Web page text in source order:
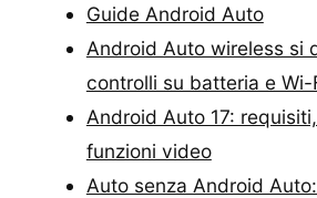
Guide Android Auto
Android Auto wireless si
controlli su batteria e Wi-
Android Auto 17:
funzioni video
Auto senza Android